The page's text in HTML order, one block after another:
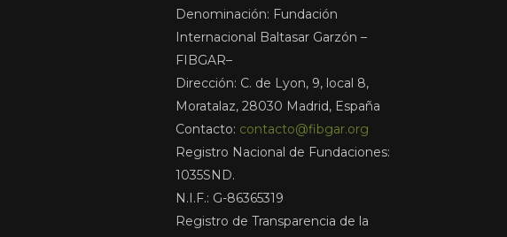
Denominación: Fundación
Internacional Baltasar Garzón –
FIBGAR–
Dirección: C. de Lyon, 9, local 8,
Moratalaz, 28030 Madrid, España
Contacto: contacto@fibgar.org
Registro Nacional de Fundaciones:
1035SND.
N.I.F.: G-86365319
Registro de Transparencia de la